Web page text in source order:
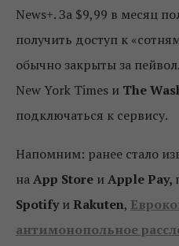
News+. За $9,99 в месяц
получить доступ к
обычно закрыты за
New York Times и The
подключаться к сервису.
Напомним: ранее стало
наApp Store иApple Pay,
Spotifyи Rakuten,
антимонопольное